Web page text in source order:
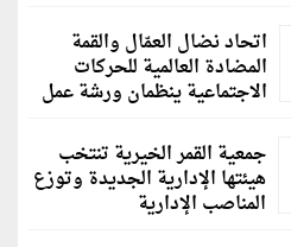
اتحاد نضال العمّال والقمة
المضادة العالمية للحركات
الاجتماعية ينظمان ورشة عمل
جمعية القمر الخيرية تنتخب
هيئتها الإدارية الجديدة وتوزع
المناصب الإدارية